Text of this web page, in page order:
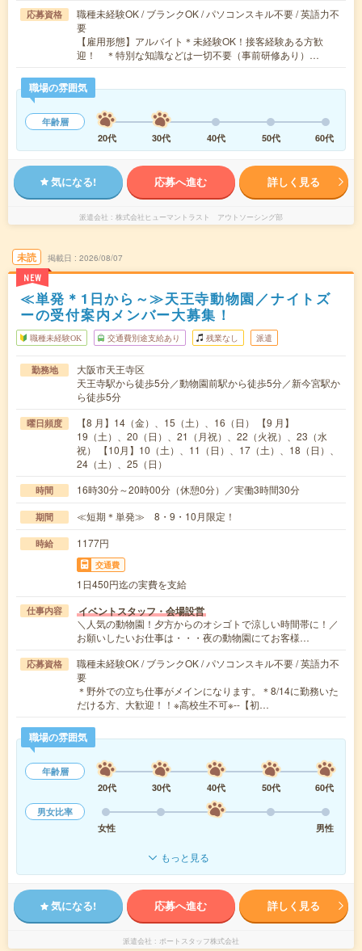
応募資格
職種未経験OK / ブランクOK / パソコンスキル不要 / 英語力不
要
【雇用形態】アルバイト＊未経験OK！接客経験ある方歓
迎！ ＊特別な知識などは一切不要（事前研修あり）…
職場の雰囲気
年齢層
20代
30代 40代 50代 60代
気になる! 応募へ進む 詳しく見る
派遣会社 株式会社ヒューマントラスト アウトソーシング部
未読
NEW
掲載日 2026/08/07
≪単発＊1日から～≫天王寺動物園／ナイトズ
ーの受付案内メンバー大募集！
職種未経験OK 交通費別途支給あり 残業なし 派遣
勤務地
大阪市天王寺区
天王寺駅から徒歩5分／動物園前駅から徒歩5分／新今宮駅か
ら徒歩5分
曜日頻度
【8 月】14（金）、15（土）、16（日） 【9 月】
19（土）、20（日）、21（月祝）、22（火祝）、23（水
祝） 【10月】10（土）、11（日）、17（土）、18（日）、
24（土）、25（日）
時間 16時30分～20時00分（休憩0分）／実働3時間30分
期間 ≪短期＊単発≫ 8・9・10月限定！
時給 1177円
交通費
1日450円迄の実費を支給
仕事内容 イベントスタッフ・会場設営
＼人気の動物園！夕方からのオシゴトで涼しい時間帯に！／
お願いしたいお仕事は・・・夜の動物園にてお客様…
応募資格
職種未経験OK / ブランクOK / パソコンスキル不要 / 英語力不
要
＊野外での立ち仕事がメインになります。＊8/14に勤務いた
だける方、大歓迎！！※高校生不可※--【初…
職場の雰囲気
年齢層
20代
30代 40代 50代
60代
男女比率
女性
男性
もっと見る
気になる! 応募へ進む 詳しく見る
派遣会社 ポートスタッフ株式会社